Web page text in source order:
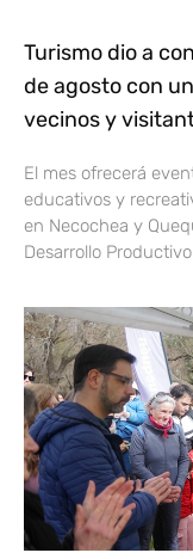
Turismo dio a
de agosto con
vecinos y
El mes ofrecerá
educativos y
en Necochea y
Desarrollo